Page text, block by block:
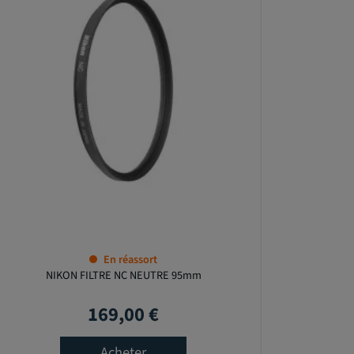
En réassort
NIKON FILTRE NC NEUTRE 95mm
Prix
169,00 €